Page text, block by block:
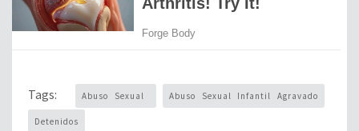
Tags: Abuso Sexual Abuso Sexual Infantil Agravado
Detenidos